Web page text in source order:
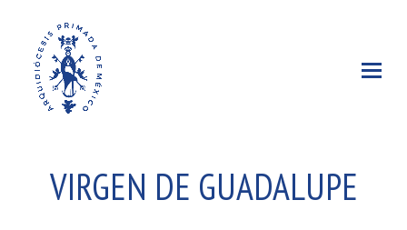
VIRGEN DE GUADALUPE